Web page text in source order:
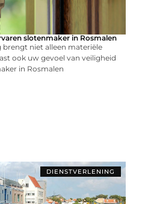
slotenmaker in Rosmalen
brengt niet alleen materiële
ook uw gevoel van veiligheid
in Rosmalen
DIENSTVERLENING